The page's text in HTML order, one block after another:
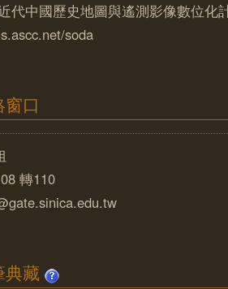
代中國歷史地圖與遙測影像數位化
soda
口
轉110
典藏